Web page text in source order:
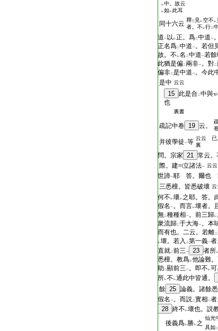
レ中。故云
レ如 レ此耳
同十六云 釋三 見 レ空不 レ
者。不 レ行二
道一 以 レ正。爲二中道一
正名爲二中道一。若但
故。不 レ名 二中道一若
此猶是偏二兩非一。對二
偏非二是中道一。今此
是中 云云
15 此是合二中與
也
裏書
疏記中卷 19 云。
并彼學徒一等 云云 已
裏
問。宗家 21 常云。
際。建
立諸法一 云云
世諦一耶 答。爾也
三悉檀。皆悉破壞 云
何不 レ壞 レ之耶。答。
假名 一。而言レ壞者。
無二種種相一。前三歸レ
衆流歸二于大海一。本
而有也。二云。若離二
レ壞。若入 二第一義一
直就二前三一 23 者所
悉檀。教爲レ他論難
助 二顯前三一。即不 レ可
所レ不 レ通此中皆通。
餘 25 論義。諸餘悉
假名 一。而説二實相一
28 終不 レ壞也。説
後義爲レ勝レ之
仙光
具如 二